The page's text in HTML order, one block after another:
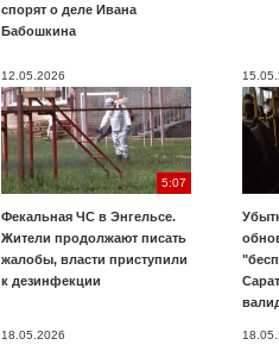
спорят о деле Ивана
Бабошкина
12.05.2026
5:07
Фекальная ЧС в Энгельсе.
Жители продолжают писать
жалобы, власти приступили
к дезинфекции
18.05.2026